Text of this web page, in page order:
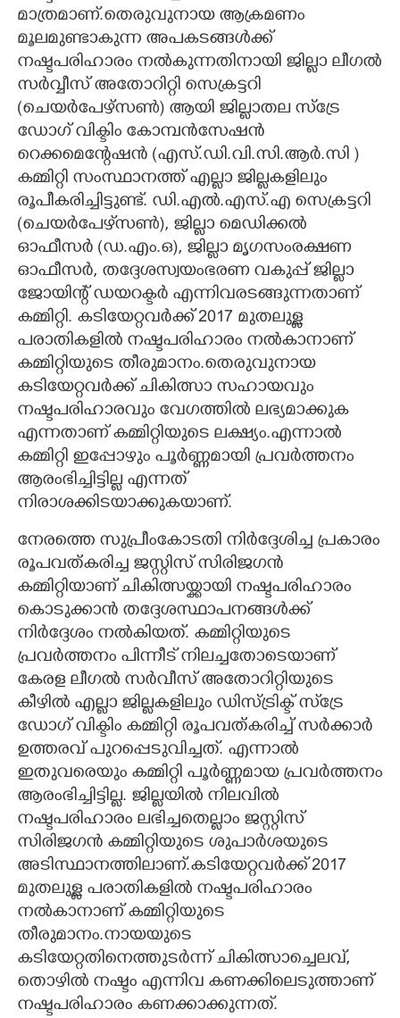
മാത്രമാണ്.തെരുവുനായ ആക്രമണം
മൂലമുണ്ടാകുന്ന അപകടങ്ങൾക്ക്
നഷ്ടപരിഹാരം നൽകുന്നതിനായി ജില്ലാ ലീഗൽ
സർവ്വീസ് അതോറിറ്റി സെക്രട്ടറി
(ചെയർപേഴ്സൺ) ആയി ജില്ലാതല സ്ട്രേ
ഡോഗ് വിക്ടിം കോമ്പൻസേഷൻ
റെക്കമെന്റേഷൻ (എസ്.ഡി.വി.സി.ആർ.സി )
കമ്മിറ്റി സംസ്ഥാനത്ത് എല്ലാ ജില്ലകളിലും
രൂപീകരിച്ചിട്ടുണ്ട്. ഡി.എൽ.എസ്.എ സെക്രട്ടറി
(ചെയർപേഴ്‌സൺ), ജില്ലാ മെഡിക്കൽ
ഓഫീസർ (ഡ.എം.ഒ), ജില്ലാ മൃഗസംരക്ഷണ
ഓഫീസർ, തദ്ദേശസ്വയംഭരണ വകുപ്പ് ജില്ലാ
ജോയിന്റ് ഡയറക്ടർ എന്നിവരടങ്ങുന്നതാണ്
കമ്മിറ്റി. കടിയേറ്റവർക്ക് 2017 മുതലുള്ള
പരാതികളിൽ നഷ്ടപരിഹാരം നൽകാനാണ്
കമ്മിറ്റിയുടെ തീരുമാനം.തെരുവുനായ
കടിയേറ്റവർക്ക് ചികിത്സാ സഹായവും
നഷ്ടപരിഹാരവും വേഗത്തിൽ ലഭ്യമാക്കുക
എന്നതാണ് കമ്മിറ്റിയുടെ ലക്ഷ്യം.എന്നാൽ
കമ്മിറ്റി ഇപ്പോഴും പൂർണ്ണമായി പ്രവർത്തനം
ആരംഭിച്ചിട്ടില്ല എന്നത്
നിരാശക്കിടയാക്കുകയാണ്.
നേരത്തെ സുപ്രീംകോടതി നിർദ്ദേശിച്ച പ്രകാരം
രൂപവത്കരിച്ച ജസ്റ്റിസ് സിരിജഗൻ
കമ്മിറ്റിയാണ് ചികിത്സയ്ക്കായി നഷ്ടപരിഹാരം
കൊടുക്കാൻ തദ്ദേശസ്ഥാപനങ്ങൾക്ക്
നിർദ്ദേശം നൽകിയത്. കമ്മിറ്റിയുടെ
പ്രവർത്തനം പിന്നീട് നിലച്ചതോടെയാണ്
കേരള ലീഗൽ സർവീസ് അതോറിറ്റിയുടെ
കീഴിൽ എല്ലാ ജില്ലകളിലും ഡിസ്ട്രിക്ട് സ്‌ട്രേ
ഡോഗ് വിക്ടിം കമ്മിറ്റി രൂപവത്കരിച്ച് സർക്കാർ
ഉത്തരവ് പുറപ്പെടുവിച്ചത്. എന്നാൽ
ഇതുവരെയും കമ്മിറ്റി പൂർണ്ണമായ പ്രവർത്തനം
ആരംഭിച്ചിട്ടില്ല. ജില്ലയിൽ നിലവിൽ
നഷ്ടപരിഹാരം ലഭിച്ചതെല്ലാം ജസ്റ്റിസ്
സിരിജഗൻ കമ്മിറ്റിയുടെ ശുപാർശയുടെ
അടിസ്ഥാനത്തിലാണ്.കടിയേറ്റവർക്ക് 2017
മുതലുള്ള പരാതികളിൽ നഷ്ടപരിഹാരം
നൽകാനാണ് കമ്മിറ്റിയുടെ
തീരുമാനം.നായയുടെ
കടിയേറ്റതിനെത്തുടർന്ന് ചികിത്സാച്ചെലവ്,
തൊഴിൽ നഷ്ടം എന്നിവ കണക്കിലെടുത്താണ്
നഷ്ടപരിഹാരം കണക്കാക്കുന്നത്.